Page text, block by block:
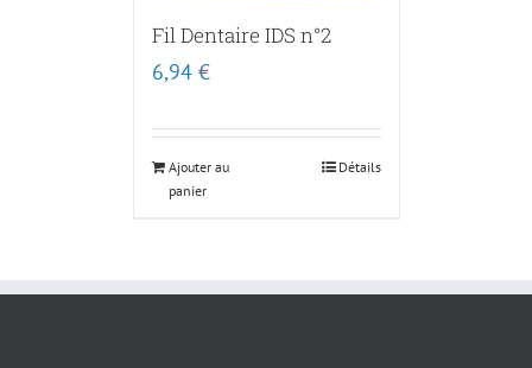
Fil Dentaire IDS n°2
6,94 €
Ajouter au
panier
Détails